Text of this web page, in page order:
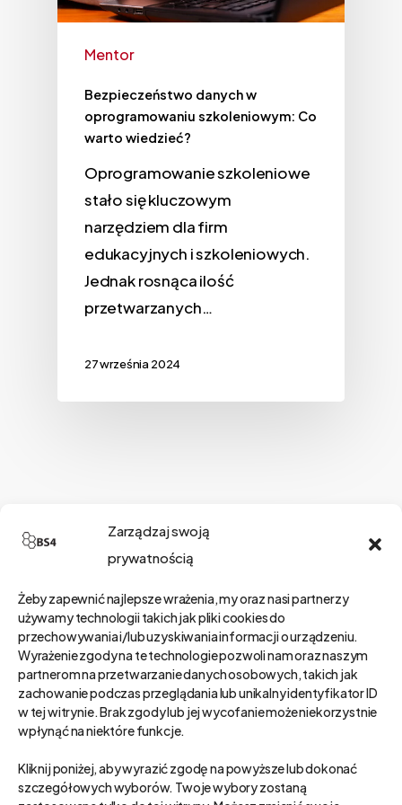
Zarządzaj swoją
prywatnością
Żeby zapewnić najlepsze wrażenia, my oraz nasi partnerzy
używamy technologii takich jak pliki cookies do
przechowywania i/lub uzyskiwania informacji o urządzeniu.
Wyrażenie zgody na te technologie pozwoli nam oraz naszym
partnerom na przetwarzanie danych osobowych, takich jak
zachowanie podczas przeglądania lub unikalny identyfikator ID
w tej witrynie. Brak zgody lub jej wycofanie może niekorzystnie
wpłynąć na niektóre funkcje.
Kliknij poniżej, aby wyrazić zgodę na powyższe lub dokonać
szczegółowych wyborów. Twoje wybory zostaną
Mentor
Bezpieczeństwo danych w
oprogramowaniu szkoleniowym: Co
warto wiedzieć?
Oprogramowanie szkoleniowe
stało się kluczowym
narzędziem dla firm
edukacyjnych i szkoleniowych.
Jednak rosnąca ilość
przetwarzanych…
27 września 2024
Kategorie
Kategorie
Wybierz Kategoria